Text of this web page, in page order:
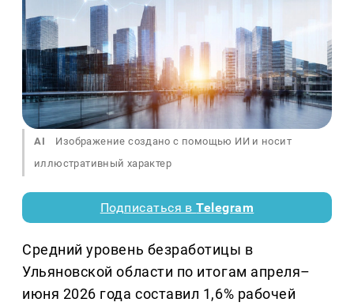
AI
Изображение создано с помощью ИИ и носит
иллюстративный характер
Подписаться вTelegram
Средний уровень безработицы в
Ульяновской области по итогам апреля–
июня 2026 года составил 1,6% рабочей